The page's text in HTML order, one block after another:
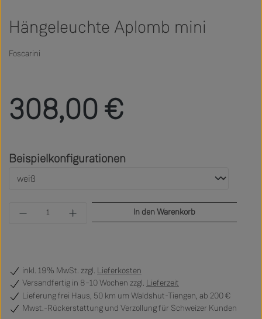
Hängeleuchte Aplomb mini
Foscarini
308,00 €
Beispielkonfigurationen
Produkt Anzahl: Gib den gewünschten Wert
In den Warenkorb
inkl. 19% MwSt. zzgl. Lieferkosten
Versandfertig in 8–10 Wochen zzgl. Lieferzeit
Lieferung frei Haus, 50 km um Waldshut-Tiengen, ab 200 €
Mwst.-Rückerstattung und Verzollung für Schweizer Kunden